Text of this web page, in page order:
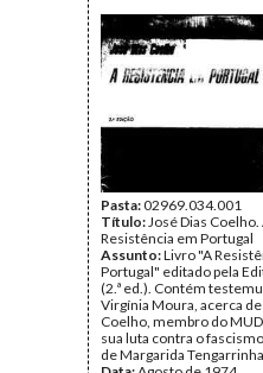
Pasta:02969.034.001
Título:José Dias Coelho.
Resistência em Portugal
Assunto:Livro "A
Portugal" editado pela
(2.ª ed.). Contém
Virgínia Moura, acerca de
Coelho, membro do
sua luta contra o
de Margarida